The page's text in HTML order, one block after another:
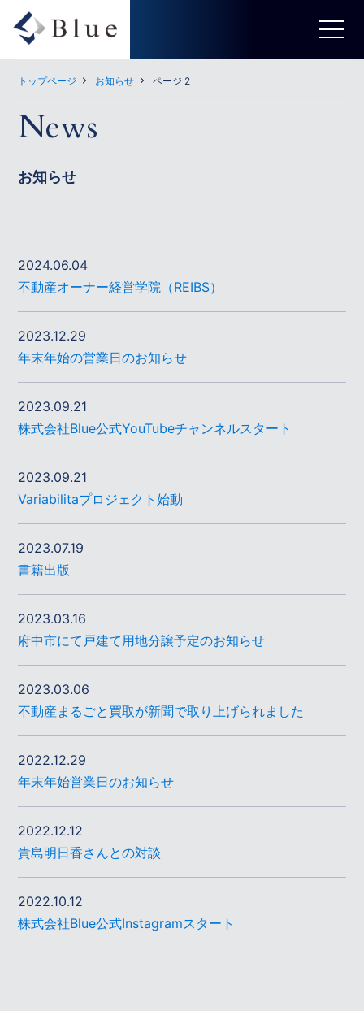
トップページ お知らせ ページ 2
News
お知らせ
2024.06.04
不動産オーナー経営学院（REIBS）
2023.12.29
年末年始の営業日のお知らせ
2023.09.21
株式会社Blue公式YouTubeチャンネルスタート
2023.09.21
Variabilitaプロジェクト始動
2023.07.19
書籍出版
2023.03.16
府中市にて戸建て用地分譲予定のお知らせ
2023.03.06
不動産まるごと買取が新聞で取り上げられました
2022.12.29
年末年始営業日のお知らせ
2022.12.12
貴島明日香さんとの対談
2022.10.12
株式会社Blue公式Instagramスタート